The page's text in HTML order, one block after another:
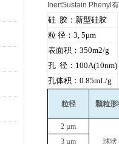
InertSustain Phenyl
硅 胶：新型硅胶
粒 径：3, 5μm
表面积：350m2/g
孔 径：100A(10nm)
孔体积：0.85mL/g
粒径 颗粒形
2 µm
球状
3 µm